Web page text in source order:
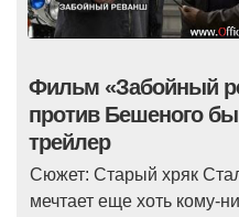
Фильм «Забойный
против Бешеного
трейлер
Сюжет: Старый хряк
мечтает еще хоть кому-